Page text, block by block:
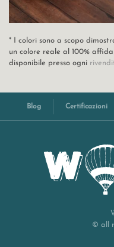
* I colori sono a scopo
un colore reale al 100%
disponibile presso ogni
Blog Certificazioni
© all